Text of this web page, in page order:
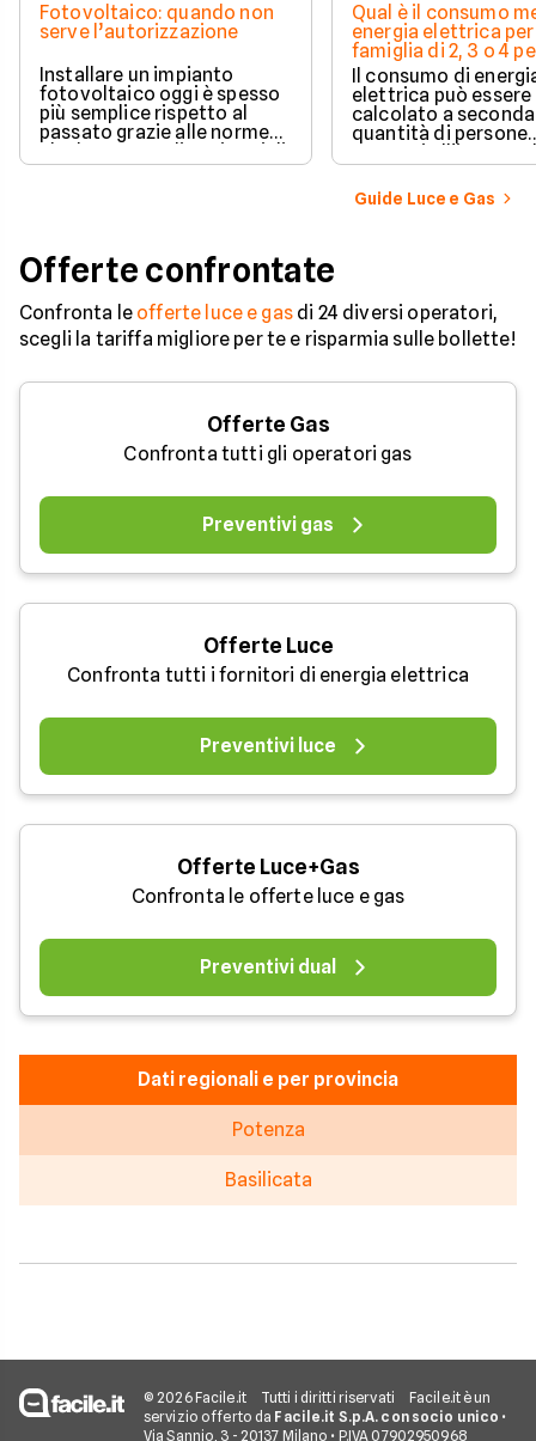
Fotovoltaico: quando non
serve l’autorizzazione
Installare un impianto
fotovoltaico oggi è spesso
più semplice rispetto al
passato grazie alle norme
che hanno ampliato i casi di
edilizia libera.
Qual è il consumo
energia elettrica per
famiglia di 2, 3 o 4
Il consumo di
elettrica può essere
calcolato a
quantità di persone
presenti all'interno
determinato
numerosi i fattori
influenzano questo
Guide Luce e Gas
Offerte confrontate
Confronta le offerte luce e gasdi 24 diversi operatori,
scegli la tariffa migliore per te e risparmia sulle bollette!
Offerte Gas
Confronta tutti gli operatori gas
Preventivi gas
Offerte Luce
Confronta tutti i fornitori di energia elettrica
Preventivi luce
Offerte Luce+Gas
Confronta le offerte luce e gas
Preventivi dual
Dati regionali e per provincia
Potenza
Basilicata
© 2026 Facile.it Tutti i diritti riservati
Facile.it è un
servizio offerto da Facile.it S.p.A. con socio unico •
Via Sannio, 3 - 20137 Milano • P.IVA 07902950968